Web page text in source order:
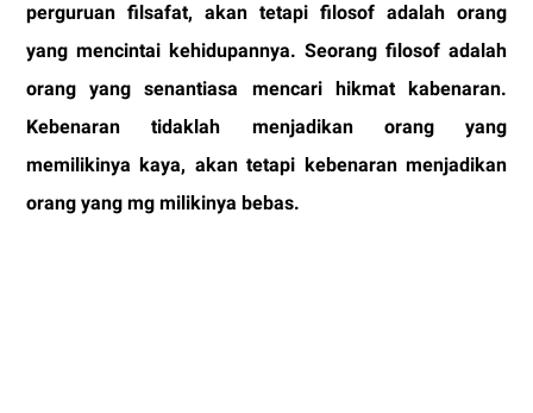
perguruan filsafat, akan tetapi filosof adalah orang
yang mencintai kehidupannya. Seorang filosof adalah
orang yang senantiasa mencari hikmat kabenaran.
Kebenaran tidaklah menjadikan orang yang
memilikinya kaya, akan tetapi kebenaran menjadikan
orang yang mg milikinya bebas.